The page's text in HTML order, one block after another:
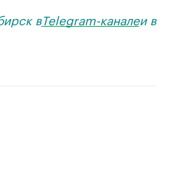
вTelegram-каналеи в